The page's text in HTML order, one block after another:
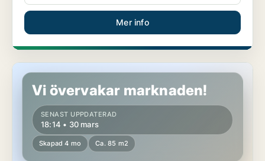
Mer info
Butikslokal i Oskarshamn
Vi övervakar marknaden!
SENAST UPPDATERAD
18:14 • 30 mars
Skapad 4 mo Ca. 85 m2